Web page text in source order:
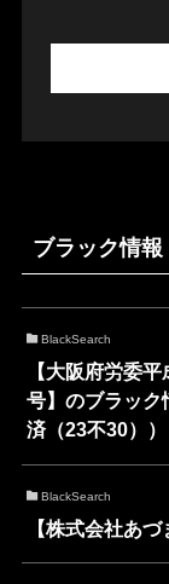
ブラック情報
BlackSearch
【大阪府労委
号】のブラック
済（23不30））
BlackSearch
【株式会社あ